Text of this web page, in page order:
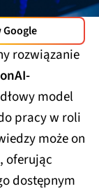
Google
rozwiązanie
model
pracy w roli
może on
oferując
dostępnym